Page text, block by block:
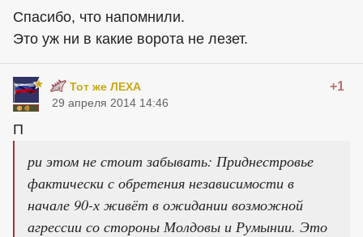
Спасибо, что напомнили.
Это уж ни в какие ворота не лезет.
Тот же ЛЕХА +1
29 апреля 2014 14:46
П
ри этом не стоит забывать: Приднестровье
фактически с обретения независимости в
начале 90-х живёт в ожидании возможной
агрессии со стороны Молдовы и Румынии. Это